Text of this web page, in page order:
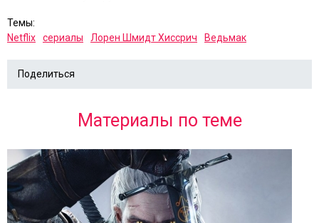
Темы:
Netflix
сериалы Лорен Шмидт Хиссрич Ведьмак
Поделиться
Материалы по теме